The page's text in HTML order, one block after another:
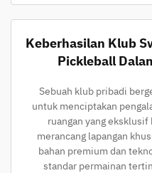
Keberhasilan Klub
Pickleball
Sebuah klub pribadi
untuk menciptakan
ruangan yang eksklusif
merancang lapangan
bahan premium dan
standar permainan